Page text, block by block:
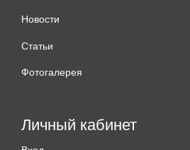
Новости
Статьи
Фотогалерея
Личный кабинет